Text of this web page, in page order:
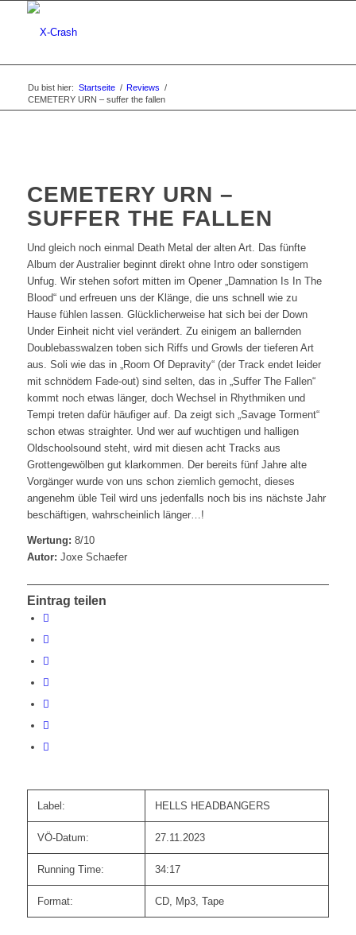
Du bist hier: Startseite / Reviews /
CEMETERY URN – suffer the fallen
CEMETERY URN –
SUFFER THE FALLEN
Und gleich noch einmal Death Metal der alten Art. Das fünfte
Album der Australier beginnt direkt ohne Intro oder sonstigem
Unfug. Wir stehen sofort mitten im Opener „Damnation Is In The
Blood“ und erfreuen uns der Klänge, die uns schnell wie zu
Hause fühlen lassen. Glücklicherweise hat sich bei der Down
Under Einheit nicht viel verändert. Zu einigem an ballernden
Doublebasswalzen toben sich Riffs und Growls der tieferen Art
aus. Soli wie das in „Room Of Depravity“ (der Track endet leider
mit schnödem Fade-out) sind selten, das in „Suffer The Fallen“
kommt noch etwas länger, doch Wechsel in Rhythmiken und
Tempi treten dafür häufiger auf. Da zeigt sich „Savage Torment“
schon etwas straighter. Und wer auf wuchtigen und halligen
Oldschoolsound steht, wird mit diesen acht Tracks aus
Grottengewölben gut klarkommen. Der bereits fünf Jahre alte
Vorgänger wurde von uns schon ziemlich gemocht, dieses
angenehm üble Teil wird uns jedenfalls noch bis ins nächste Jahr
beschäftigen, wahrscheinlich länger…!
Wertung: 8/10
Autor: Joxe Schaefer
Eintrag teilen
Label: HELLS HEADBANGERS
VÖ-Datum: 27.11.2023
Running Time: 34:17
Format: CD, Mp3, Tape